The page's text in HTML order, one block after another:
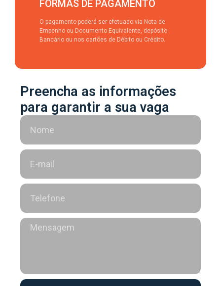
FORMAS DE PAGAMENTO
O pagamento poderá ser efetuado via Nota de
Empenho ou Documento Equivalente, depósito
Bancário ou nos cartões de Débito ou Crédito.
Preencha as informações
para garantir a sua vaga